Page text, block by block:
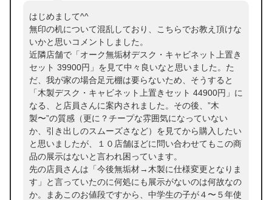
はじめまして^^
無印の机について混乱しており、こちらでお教え頂けな
いかと思いコメントしました。
近隣店舗で「オーク無垢材デスク・キャビネット上置き
セット 39900円」を見て中々良いなと思いました。た
だ、我が家の場合足元棚は要らないため、そうすると
「木製デスク・キャビネット上置きセット 44900円」に
なる、と店員さんに案内されました。その後、”木
製〜”の質感（更に？チープな雰囲気になっていない
か、引き出しのスムーズさなど）を見てから購入したい
と思いましたが、１０店舗ほどに問い合わせてもこの商
品の展示はないと言われ困っています。
先の店員さんは「今後無垢材→木製に仕様変更となりま
す」と言っていたのに何処にも展示がないのは何故なの
か。まあこのお値段ですから、中学生の子が４〜５年使